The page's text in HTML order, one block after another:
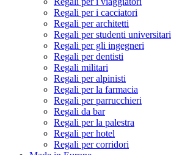
Regali per i cacciatori
Regali per architetti
Regali per studenti universitari
Regali per gli ingegneri
Regali per dentisti
Regali militari
Regali per alpinisti
Regali per la farmacia
Regali per parrucchieri
Regali da bar
Regali per la palestra
Regali per hotel
Regali per corridori